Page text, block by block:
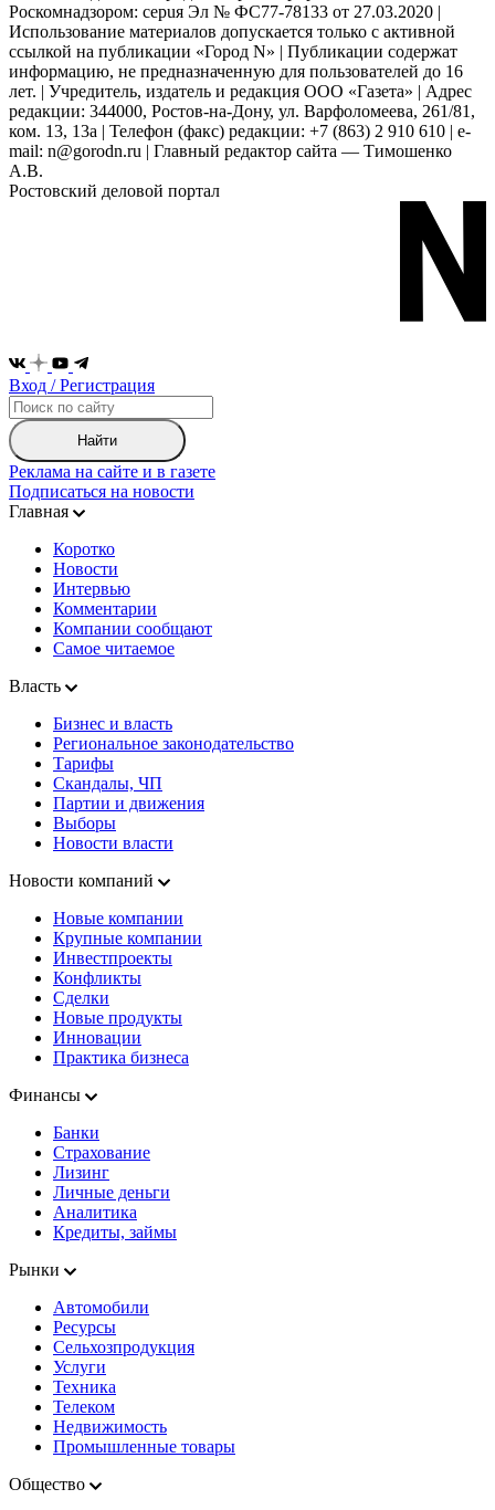
Роскомнадзором: серuя Эл № ФС77-78133 от 27.03.2020 |
Использование материалов допускается только с активной
ссылкой на публикации «Город N» | Публикации содержат
информацию, не предназначенную для пользователей до 16
лет. | Учредитель, издатель и редакция ООО «Газета» | Адрес
редакции: 344000, Ростов-на-Дону, ул. Варфоломеева, 261/81,
ком. 13, 13а | Телефон (факс) редакции: +7 (863) 2 910 610 | e-
mail: n@gorodn.ru | Главный редактор сайта — Тимошенко
А.В.
Ростовский деловой портал
Вход / Регистрация
Найти
Реклама на сайте и в газете
Подписаться на новости
Главная
Коротко
Новости
Интервью
Комментарии
Компании сообщают
Самое читаемое
Власть
Бизнес и власть
Региональное законодательство
Тарифы
Скандалы, ЧП
Партии и движения
Выборы
Новости власти
Новости компаний
Новые компании
Крупные компании
Инвестпроекты
Конфликты
Сделки
Новые продукты
Инновации
Практика бизнеса
Финансы
Банки
Страхование
Лизинг
Личные деньги
Аналитика
Кредиты, займы
Рынки
Автомобили
Ресурсы
Сельхозпродукция
Услуги
Техника
Телеком
Недвижимость
Промышленные товары
Общество